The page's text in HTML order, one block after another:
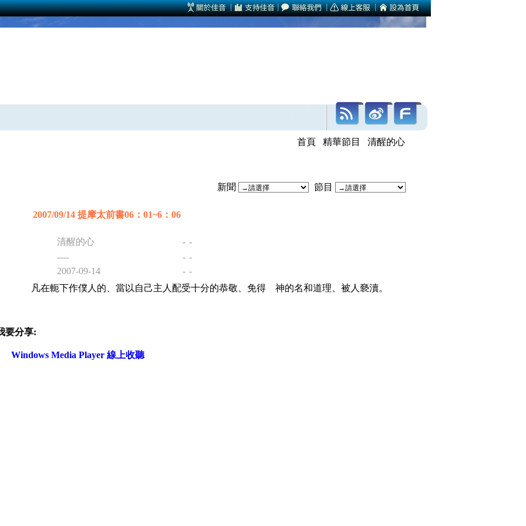
首頁 精華節目 清醒的心
新聞 節目
2007/09/14 提摩太前書06：01~6：06
清醒的心 - -
----
- -
2007-09-14
- -
凡在軛下作僕人的、當以自己主人配受十分的恭敬、免得 神的名和道理、被人褻瀆。
要分享:
Windows Media Player 線上收聽